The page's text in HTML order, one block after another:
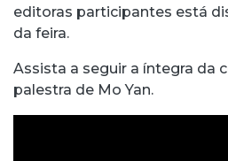
editoras participantes está
da feira.
Assista a seguir a íntegra da
palestra de Mo Yan.